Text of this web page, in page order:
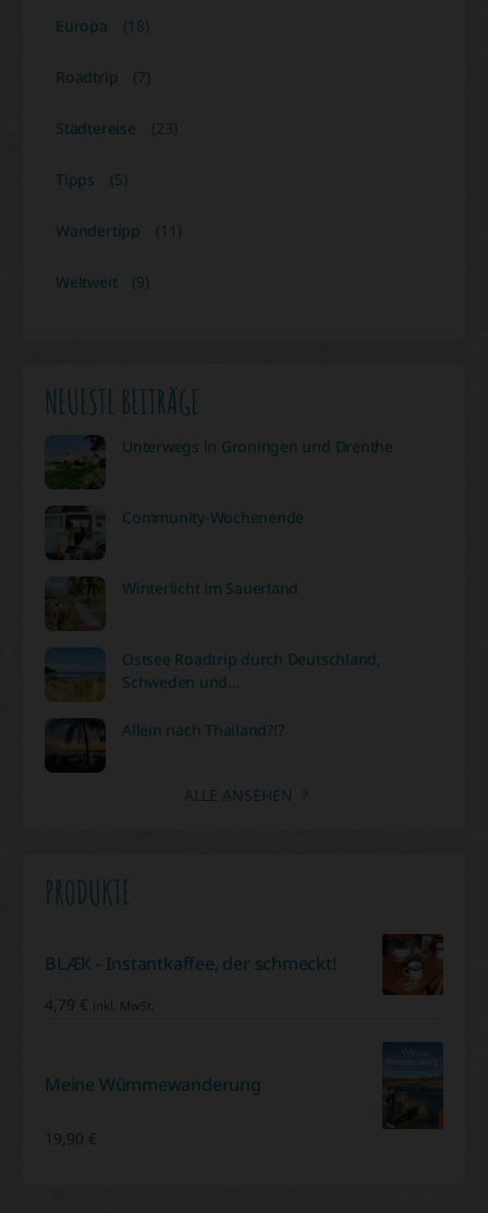
Europa (18)
Roadtrip (7)
Städtereise (23)
Tipps (5)
Wandertipp (11)
Weltweit (9)
NEUESTE BEITRÄGE
Unterwegs in Groningen und Drenthe
Community-Wochenende
Winterlicht im Sauerland
Ostsee Roadtrip durch Deutschland,
Schweden und…
Allein nach Thailand?!?
ALLE ANSEHEN
PRODUKTE
BLÆK - Instantkaffee, der schmeckt!
4,79 € inkl. MwSt.
Meine Wümmewanderung
19,90 €